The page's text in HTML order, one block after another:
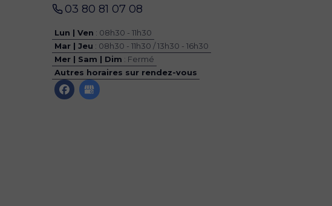
03 80 81 07 08
Lun | Ven : 08h30 - 11h30
Mar | Jeu : 08h30 - 11h30 / 13h30 - 16h30
Mer | Sam | Dim : Fermé
Autres horaires sur rendez-vous